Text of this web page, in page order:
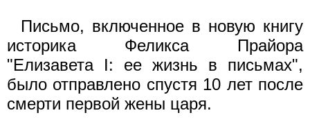
Письмо, включенное в новую книгу
историка Феликса Прайора
"Елизавета I: ее жизнь в письмах",
было отправлено спустя 10 лет после
смерти первой жены царя.